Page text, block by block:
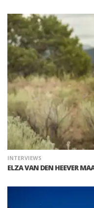
INTERVIEWS
ELZA VAN DEN HEEVER